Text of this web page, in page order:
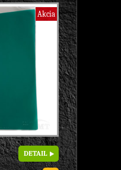
Akcia
DETAIL